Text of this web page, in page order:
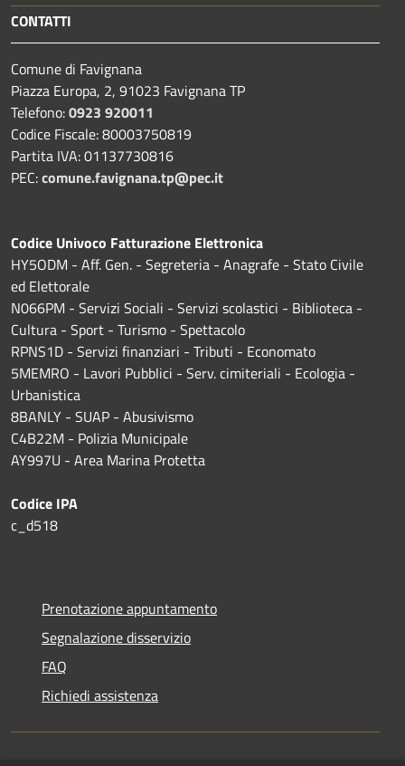
CONTATTI
Comune di Favignana
Piazza Europa, 2, 91023 Favignana TP
Telefono:0923 920011
Codice Fiscale: 80003750819
Partita IVA: 01137730816
PEC:comune.favignana.tp@pec.it
Codice Univoco Fatturazione Elettronica
HY5ODM - Aff. Gen. - Segreteria - Anagrafe - Stato Civile
ed Elettorale
N066PM - Servizi Sociali - Servizi scolastici - Biblioteca -
Cultura - Sport - Turismo - Spettacolo
RPNS1D - Servizi finanziari - Tributi - Economato
5MEMRO - Lavori Pubblici - Serv. cimiteriali - Ecologia -
Urbanistica
8BANLY - SUAP - Abusivismo
C4B22M - Polizia Municipale
AY997U - Area Marina Protetta
Codice IPA
c_d518
Prenotazione appuntamento
Segnalazione disservizio
FAQ
Richiedi assistenza